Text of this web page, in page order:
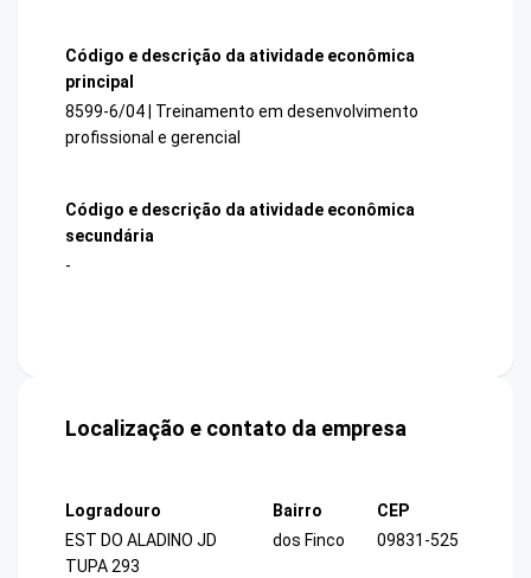
Código e descrição da atividade econômica
principal
8599-6/04 | Treinamento em desenvolvimento
profissional e gerencial
Código e descrição da atividade econômica
secundária
-
Localização e contato da empresa
Logradouro
EST DO ALADINO JD
TUPA 293
Bairro
dos Finco
CEP
09831-525